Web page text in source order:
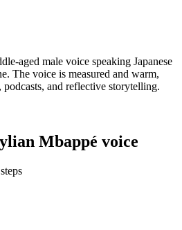
aged male voice speaking Japanese
The voice is measured and warm,
and reflective storytelling.
Mbappé voice